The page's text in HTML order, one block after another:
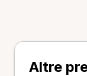
Altre